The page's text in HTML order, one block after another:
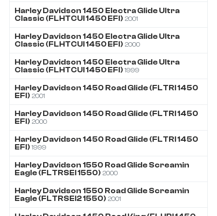
Harley Davidson 1450 Electra Glide Ultra
Classic (FLHTCUI 1450 EFI) 2001
Harley Davidson 1450 Electra Glide Ultra
Classic (FLHTCUI 1450 EFI) 2000
Harley Davidson 1450 Electra Glide Ultra
Classic (FLHTCUI 1450 EFI) 1999
Harley Davidson 1450 Road Glide (FLTRI 1450
EFI) 2001
Harley Davidson 1450 Road Glide (FLTRI 1450
EFI) 2000
Harley Davidson 1450 Road Glide (FLTRI 1450
EFI) 1999
Harley Davidson 1550 Road Glide Screamin
Eagle (FLTRSEI 1550) 2000
Harley Davidson 1550 Road Glide Screamin
Eagle (FLTRSEI2 1550) 2001